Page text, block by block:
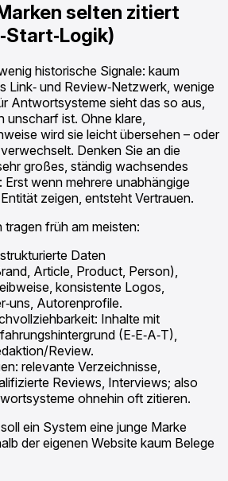
selten zitiert
historische Signale: kaum
Link‑ und Review‑Netzwerk, wenige
Antwortsysteme sieht das so aus,
unscharf ist. Ohne klare,
wird sie leicht übersehen – oder
Denken Sie an die
großes, ständig wachsendes
wenn mehrere unabhängige
zeigen, entsteht Vertrauen.
tragen früh am meisten:
Daten
Article, Product, Person),
konsistente Logos,
Autorenprofile.
Inhalte mit
(E‑E‑A‑T),
Review.
relevante Verzeichnisse,
Reviews, Interviews; also
ohnehin oft zitieren.
ein System eine junge Marke
der eigenen Website kaum Belege